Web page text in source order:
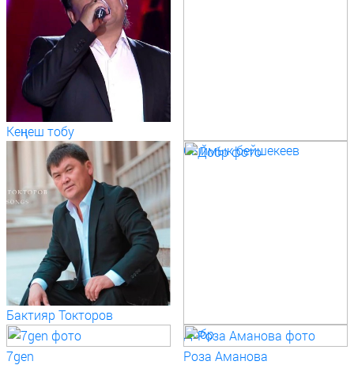
Кеңеш тобу
Сыймык бейшекеев
Бактияр Токторов
Добр
7gen
Роза Аманова